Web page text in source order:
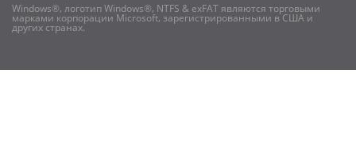
Windows®, логотип Windows®, NTFS & exFAT являются торговыми
марками корпорации Microsoft, зарегистрированными в США и
других странах.